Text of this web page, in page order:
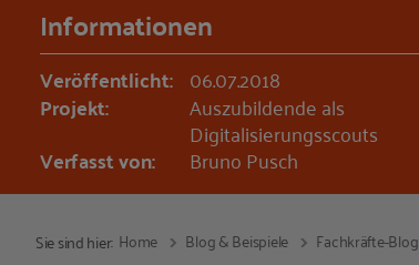
Informationen
Veröffentlicht: 06.07.2018
Projekt: Auszubildende als
Digitalisierungsscouts
Verfasst von: Bruno Pusch
Sie sind hier: Home Blog & Beispiele Fachkräfte-Blog